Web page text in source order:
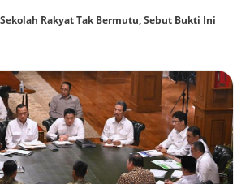
Rakyat Tak Bermutu, Sebut Bukti Ini